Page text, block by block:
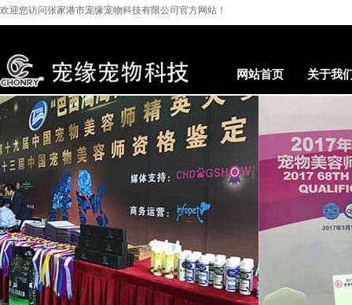
欢迎您访问张家港市宠缘宠物科技有限公司 官方网站！
网站首页 关于我